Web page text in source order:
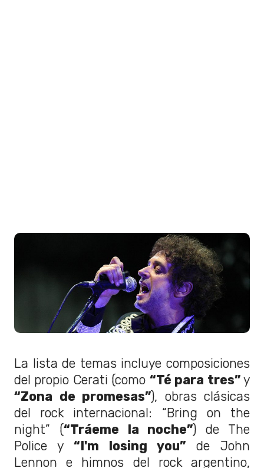
La lista de temas incluye composiciones
del propio Cerati (como “Té para tres”y
“Zona de promesas”), obras clásicas
del rock internacional: “Bring on the
night” (“Tráeme la noche”) de The
Police y “I'm losing you” de John
Lennon e himnos del rock argentino,